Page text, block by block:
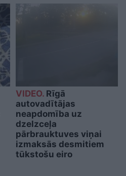
VIDEO.Rīgā
autovadītājas
neapdomība uz
dzelzceļa
pārbrauktuves viņai
izmaksās desmitiem
tūkstošu eiro